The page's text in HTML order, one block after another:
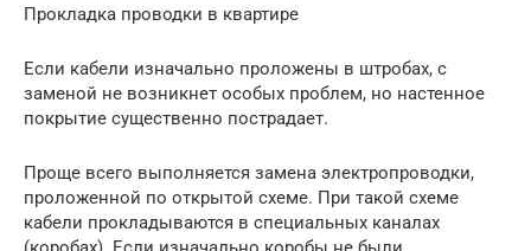
Прокладка проводки в квартире
Если кабели изначально проложены в штробах, с
заменой не возникнет особых проблем, но настенное
покрытие существенно пострадает.
Проще всего выполняется замена электропроводки,
проложенной по открытой схеме. При такой схеме
кабели прокладываются в специальных каналах